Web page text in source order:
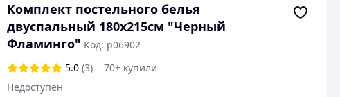
Комплект постельного белья
двуспальный 180х215см "Черный
Фламинго" Код: p06902
5.0 (3)
70+ купили
Недоступен